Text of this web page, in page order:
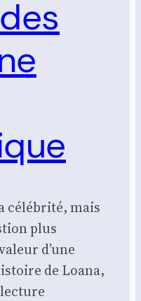
célébrité, mais
plus
d’une
de Loana,